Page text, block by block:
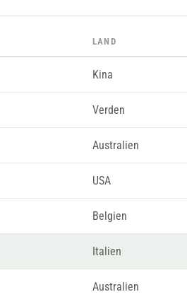
LAND
Kina
Verden
Australien
USA
Belgien
Italien
Australien